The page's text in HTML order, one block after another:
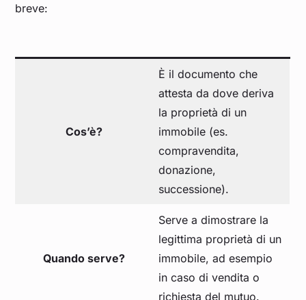
breve:
Cos’è?
È il documento che
attesta da dove deriva
la proprietà di un
immobile (es.
compravendita,
donazione,
successione).
Quando serve?
Serve a dimostrare la
legittima proprietà di un
immobile, ad esempio
in caso di vendita o
richiesta del mutuo.